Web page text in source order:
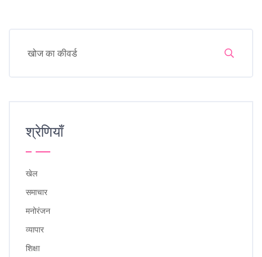
श्रेणियाँ
खेल
समाचार
मनोरंजन
व्यापार
शिक्षा